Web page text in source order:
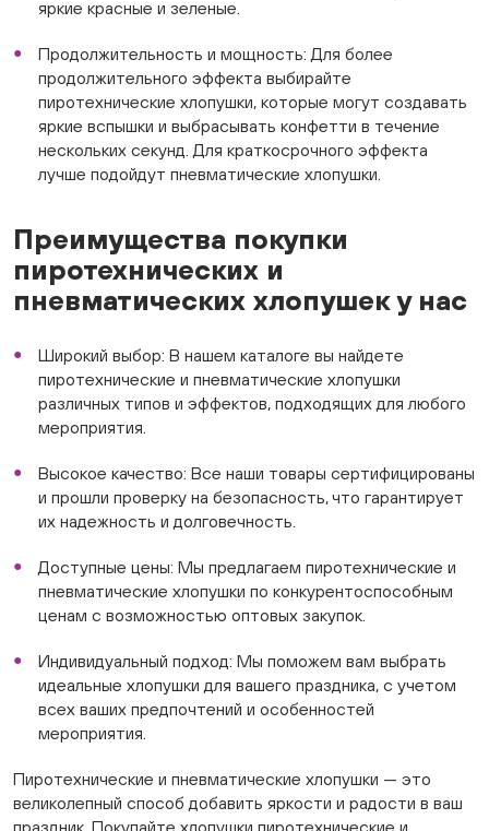
яркие красные и зеленые.
Продолжительность и мощность: Для более
продолжительного эффекта выбирайте
пиротехнические хлопушки, которые могут создавать
яркие вспышки и выбрасывать конфетти в течение
нескольких секунд. Для краткосрочного эффекта
лучше подойдут пневматические хлопушки.
Преимущества покупки
пиротехнических и
пневматических хлопушек у нас
Широкий выбор: В нашем каталоге вы найдете
пиротехнические и пневматические хлопушки
различных типов и эффектов, подходящих для любого
мероприятия.
Высокое качество: Все наши товары сертифицированы
и прошли проверку на безопасность, что гарантирует
их надежность и долговечность.
Доступные цены: Мы предлагаем пиротехнические и
пневматические хлопушки по конкурентоспособным
ценам с возможностью оптовых закупок.
Индивидуальный подход: Мы поможем вам выбрать
идеальные хлопушки для вашего праздника, с учетом
всех ваших предпочтений и особенностей
мероприятия.
Пиротехнические и пневматические хлопушки — это
великолепный способ добавить яркости и радости в ваш
праздник. Покупайте хлопушки пиротехнические и